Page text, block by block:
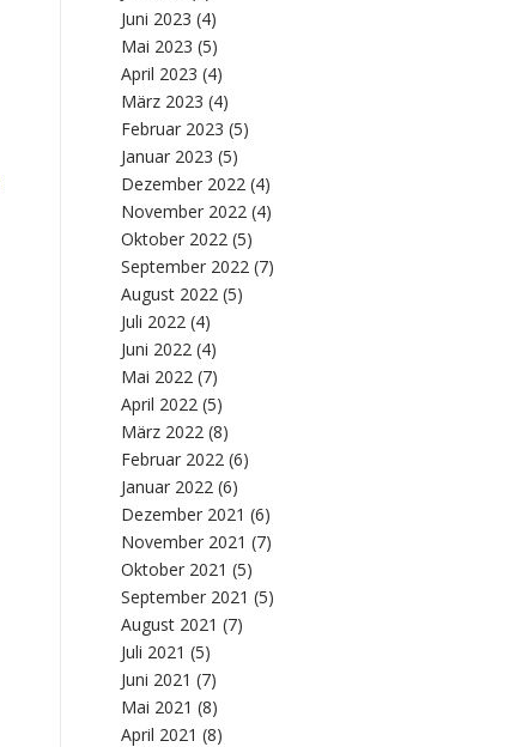
Juni 2023 (4)
Mai 2023 (5)
April 2023 (4)
März 2023 (4)
Februar 2023 (5)
Januar 2023 (5)
Dezember 2022 (4)
November 2022 (4)
Oktober 2022 (5)
September 2022 (7)
August 2022 (5)
Juli 2022 (4)
Juni 2022 (4)
Mai 2022 (7)
April 2022 (5)
März 2022 (8)
Februar 2022 (6)
Januar 2022 (6)
Dezember 2021 (6)
November 2021 (7)
Oktober 2021 (5)
September 2021 (5)
August 2021 (7)
Juli 2021 (5)
Juni 2021 (7)
Mai 2021 (8)
April 2021 (8)